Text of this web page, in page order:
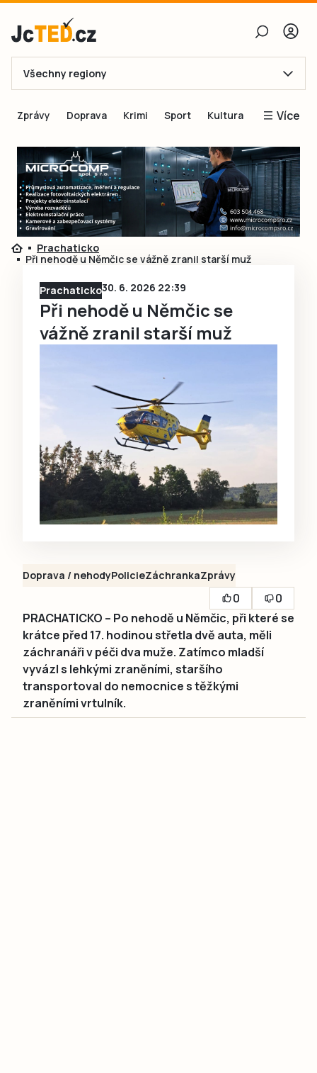
E-mail
Obnovit heslo
Přihlásit se
Přihlásit se přes Facebook
Ještě nemám účet, chci se Registrovat
Všechny regiony
Zprávy Doprava Krimi Sport Kultura Více
Blogy
Inspirace
Čtenáři píší
Speciální přílohy
Inzerce
Prachaticko
Při nehodě u Němčic se vážně zranil starší muž
Prachaticko30. 6. 2026 22:39
Při nehodě u Němčic se
vážně zranil starší muž
Doprava / nehodyPolicieZáchrankaZprávy
0
0
PRACHATICKO – Po nehodě u Němčic, při které se
krátce před 17. hodinou střetla dvě auta, měli
záchranáři v péči dva muže. Zatímco mladší
vyvázl s lehkými zraněními, staršího
transportoval do nemocnice s těžkými
zraněními vrtulník.